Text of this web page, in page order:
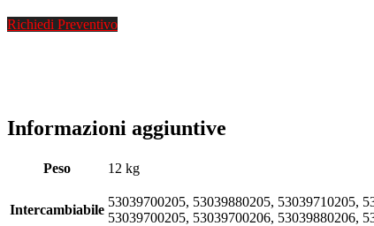
Richiedi Preventivo
Informazioni aggiuntive
Peso 12 kg
Intercambiabile
53039700205, 53039880205, 53039710205,
53039700205, 53039700206, 53039880206,